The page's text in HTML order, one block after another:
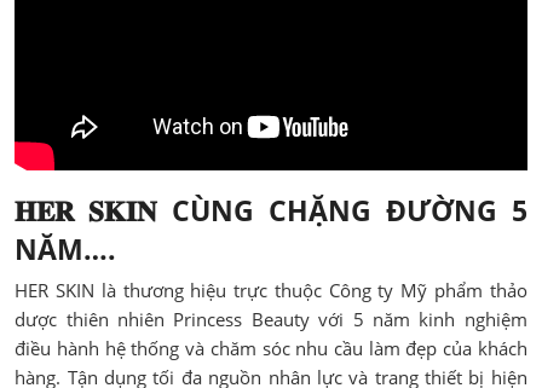
𝐇𝐄𝐑 𝐒𝐊𝐈𝐍 CÙNG CHẶNG ĐƯỜNG 5
NĂM….
HER SKIN là thương hiệu trực thuộc Công ty Mỹ phẩm thảo
dược thiên nhiên Princess Beauty với 5 năm kinh nghiệm
điều hành hệ thống và chăm sóc nhu cầu làm đẹp của khách
hàng. Tận dụng tối đa nguồn nhân lực và trang thiết bị hiện